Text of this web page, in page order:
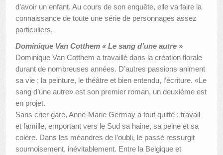
d’avoir un enfant. Au cours de son enquête, elle va faire la
connaissance de toute une série de personnages assez
particuliers.
Dominique Van Cotthem « Le sang d’une autre »
Dominique Van Cotthem a travaillé dans la création florale
durant de nombreuses années. D’autres passions animent
sa vie ; la peinture, le théâtre et bien entendu, l’écriture. «Le
sang d’une autre» est son premier roman, un deuxième est
en projet.
Sans crier gare, Anne-Marie Germay a tout quitté : travail
et famille, emportant vers le Sud sa haine, sa peine et sa
colère. Dans les méandres de l’oubli, le passé ressurgit
sournoisement, inévitablement. Entre la Belgique et